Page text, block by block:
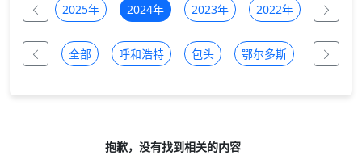
年 2025年 2024年 2023年 2022年 2021年
全部 呼和浩特 包头 鄂尔多斯 乌兰察布
抱歉，没有找到相关的内容